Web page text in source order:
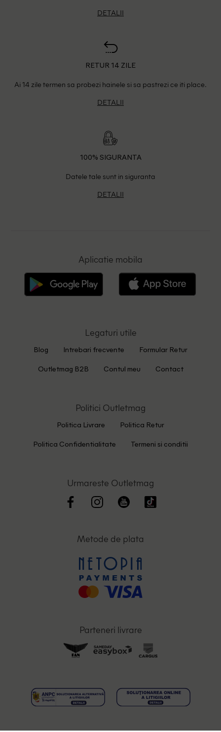
DETALII
RETUR 14 ZILE
Ai 14 zile termen sa probezi hainele si sa pastrezi ce iti place.
DETALII
100% SIGURANTA
Datele tale sunt in siguranta
DETALII
Aplicatie mobila
Legaturi utile
Blog Intrebari frecvente Formular Retur
Outletmag B2B Contul meu Contact
Politici Outletmag
Politica Livrare Politica Retur
Politica Confidentialitate Termeni si conditii
Urmareste Outletmag
Metode de plata
Parteneri livrare